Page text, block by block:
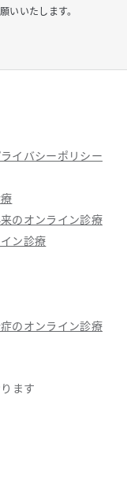
いいたします。
イバシーポリシー
のオンライン診療
ン診療
のオンライン診療
ます